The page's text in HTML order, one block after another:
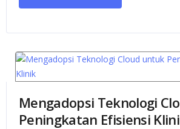
Mengadopsi Teknologi
Peningkatan Efisiensi